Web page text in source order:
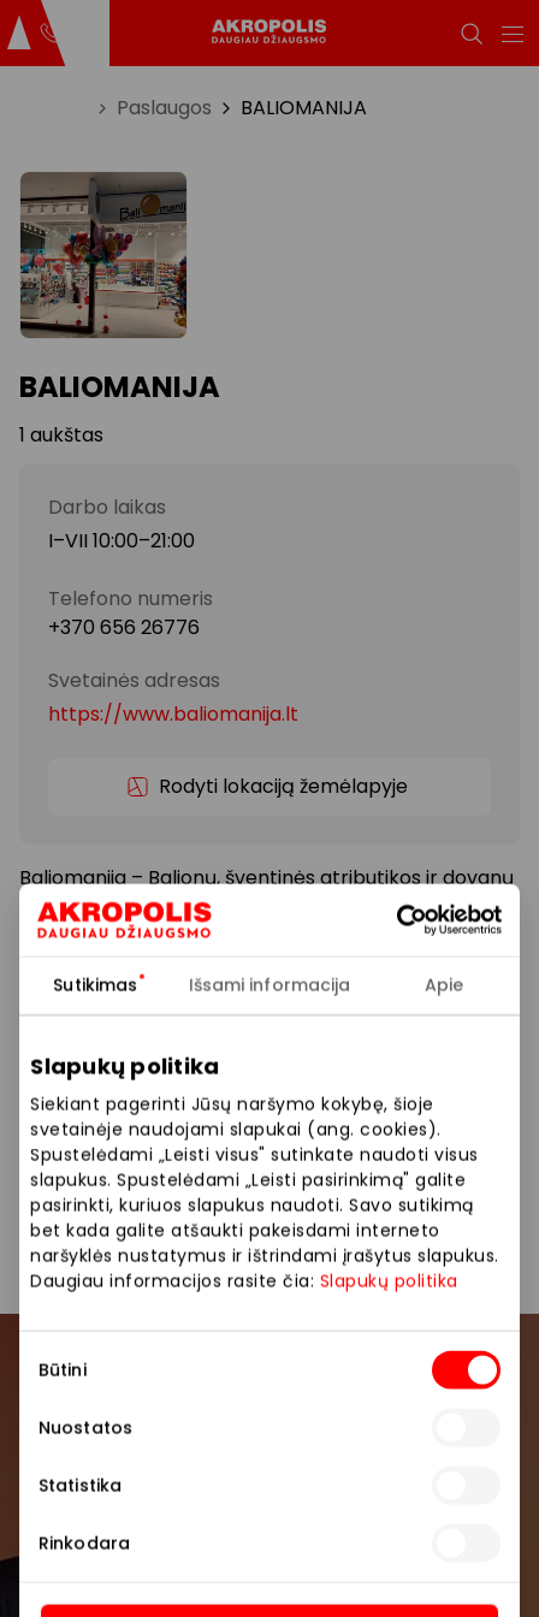
Sutikimas Išsami informacija Apie
Slapukų politika
Siekiant pagerinti Jūsų naršymo kokybę, šioje
svetainėje naudojami slapukai (ang. cookies).
Spustelėdami „Leisti visus" sutinkate naudoti visus
slapukus. Spustelėdami „Leisti pasirinkimą" galite
pasirinkti, kuriuos slapukus naudoti. Savo sutikimą
bet kada galite atšaukti pakeisdami interneto
naršyklės nustatymus ir ištrindami įrašytus slapukus.
Daugiau informacijos rasite čia: Slapukų politika
pasirinkimas
Būtini
Nuostatos
Statistika
Rinkodara
Paslaugos BALIOMANIJA
BALIOMANIJA
1 aukštas
Darbo laikas
I–VII 10:00–21:00
Telefono numeris
+370 656 26776
Svetainės adresas
https://www.baliomanija.lt
Rodyti lokaciją žemėlapyje
Baliomanija – Balionų, šventinės atributikos ir dovanų
pakavimo parduotuvė. Mes prisidėsime prie Jūsų
nuostabios šventės, kuri bus ryškesnė ir įsimintesnė
Siūlome platų prekių pasirinkimą: balionai, helio
balionai, šventinė atributika, dekoracijos, dovanų
dėžutės.
Dovanos Kitos paslaugos Parduotuvės
Paslaugos
Pirmieji sužinokite apie geriausius pasiūlymus,
renginius ir naujausią informaciją iš AKROPOLIS